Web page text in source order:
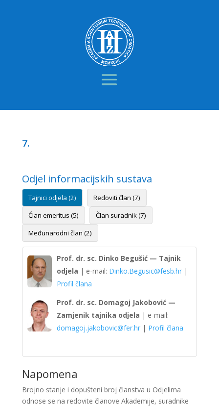
7.
Odjel informacijskih sustava
Tajnici odjela (2)
Redoviti član (7)
Član emeritus (5)
Član suradnik (7)
Međunarodni član (2)
Prof. dr. sc. Dinko Begušić — Tajnik
odjela | e-mail: Dinko.Begusic@fesb.hr|
Profil člana
Prof. dr. sc. Domagoj Jakobović —
Zamjenik tajnika odjela | e-mail:
domagoj.jakobovic@fer.hr| Profil člana
Napomena
Brojno stanje i dopušteni broj članstva u Odjelima
odnose se na redovite članove Akademije, suradnike